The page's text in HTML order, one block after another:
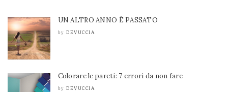
UN ALTRO ANNO È PASSATO
by DEVUCCIA
Colorare le pareti: 7 errori da non fare
by DEVUCCIA